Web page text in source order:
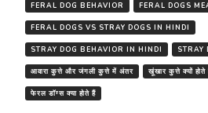
FERAL DOG BEHAVIOR FERAL DOGS
FERAL DOGS VS STRAY DOGS IN HINDI
STRAY DOG BEHAVIOR IN HINDI STRAY
आवारा कुत्ते और जंगली कुत्ते में अंतर खूंखार कुत्ते क्यों होते
फेरल डॉग्स क्या होते हैं